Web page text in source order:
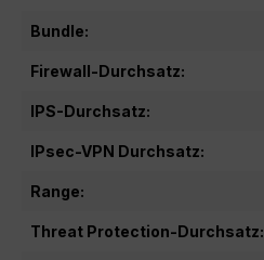
Bundle:
Firewall-Durchsatz:
IPS-Durchsatz:
IPsec-VPN Durchsatz:
Range:
Threat Protection-Durchsatz: